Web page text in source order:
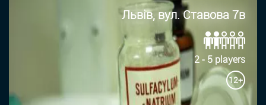
Львів, вул. Ставова 7в
2 - 5 players
12+